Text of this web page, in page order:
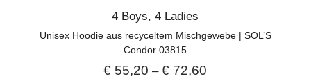
4 Boys,4 Ladies
Unisex Hoodie aus recyceltem Mischgewebe | SOL’S
Condor 03815
€ 55,20 –€ 72,60